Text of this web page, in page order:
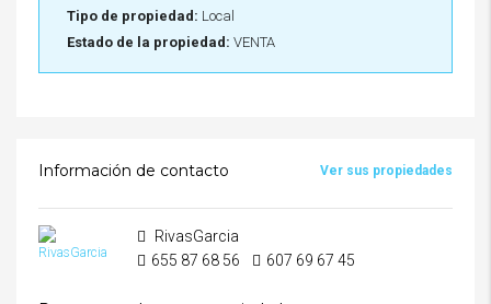
Tipo de propiedad: Local
Estado de la propiedad: VENTA
Información de contacto Ver sus propiedades
RivasGarcia
655 87 68 56
607 69 67 45